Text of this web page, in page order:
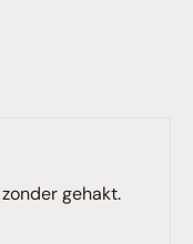
gehakt.